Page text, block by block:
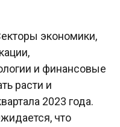
экономики,
и финансовые
расти и
2023 года.
что